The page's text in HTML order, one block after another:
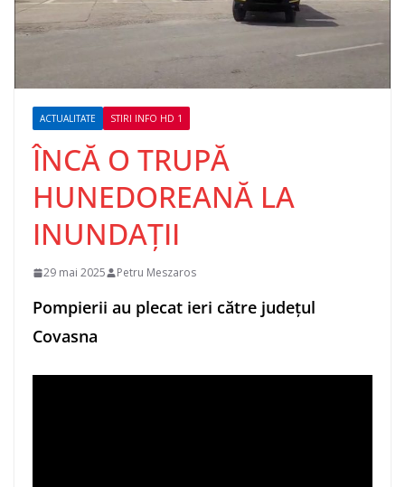
ACTUALITATE STIRI INFO HD 1
ÎNCĂ O TRUPĂ
HUNEDOREANĂ LA
INUNDAȚII
29 mai 2025 Petru Meszaros
Pompierii au plecat ieri către județul
Covasna